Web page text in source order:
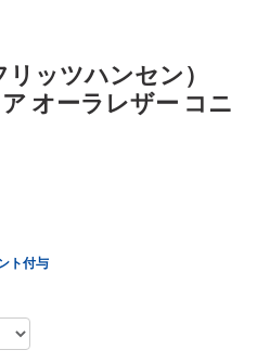
ッツハンセン）
オーラレザー コニ
ト付与